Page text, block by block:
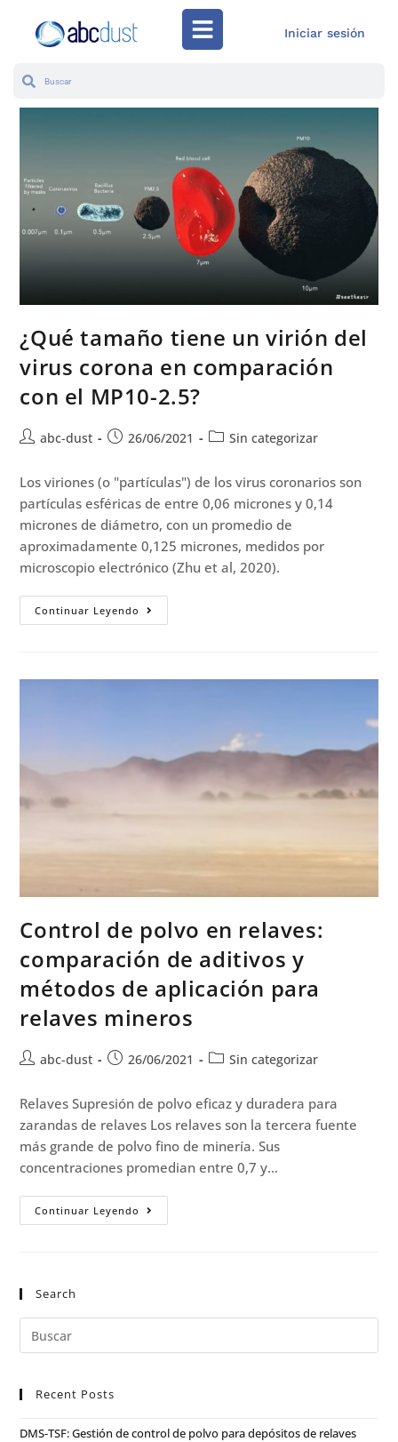
Iniciar sesión
¿Qué tamaño tiene un virión del
virus corona en comparación
con el MP10-2.5?
abc-dust 26/06/2021 Sin categorizar
Los viriones (o "partículas") de los virus coronarios son
partículas esféricas de entre 0,06 micrones y 0,14
micrones de diámetro, con un promedio de
aproximadamente 0,125 micrones, medidos por
microscopio electrónico (Zhu et al, 2020).
Continuar Leyendo
Control de polvo en relaves:
comparación de aditivos y
métodos de aplicación para
relaves mineros
abc-dust 26/06/2021 Sin categorizar
Relaves Supresión de polvo eficaz y duradera para
zarandas de relaves Los relaves son la tercera fuente
más grande de polvo fino de minería. Sus
concentraciones promedian entre 0,7 y…
Continuar Leyendo
Search
Recent Posts
DMS-TSF: Gestión de control de polvo para depósitos de relaves